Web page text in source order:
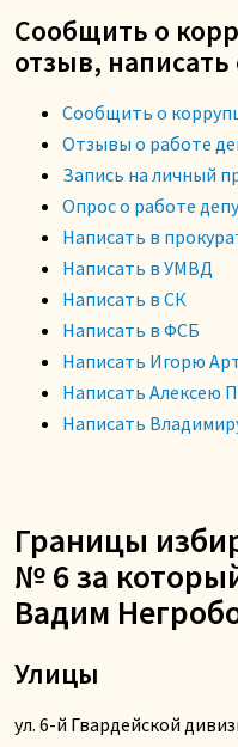
Сообщить о
отзыв,
Сообщить о
Отзывы о работе
Запись на личный
Опрос о работе
Написать в
Написать в УМВД
Написать в СК
Написать в ФСБ
Написать Игорю
Написать Алексею
Написать
Границы
№ 6 за
Вадим
Улицы
ул. 6-й Гвардейской